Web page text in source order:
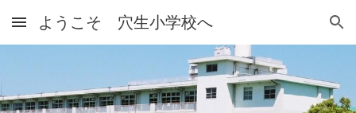
Skip to main content Skip to navigation
ようこそ 穴生小学校へ